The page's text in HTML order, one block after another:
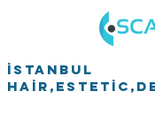
İSTANBUL